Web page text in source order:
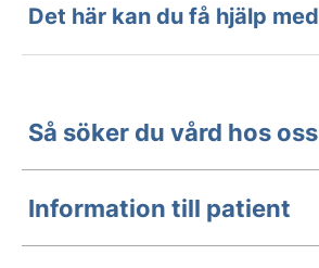
Det här kan du få hjälp med
Så söker du vård hos oss
Information till patient